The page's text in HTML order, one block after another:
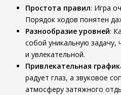
Простота правил: Игра
Порядок ходов понятен
Разнообразие уровней:
собой уникальную задачу,
и увлекательной.
Привлекательная
радует глаз, а звуковое
атмосферу затяжного